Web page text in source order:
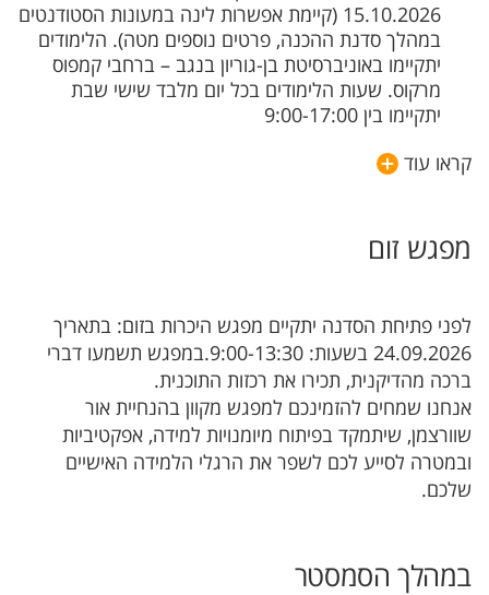
15.10.2026 (קיימת אפשרות לינה במעונות הסטודנטים
במהלך סדנת ההכנה, פרטים נוספים מטה). הלימודים
יתקיימו באוניברסיטת בן-גוריון בנגב – ברחבי קמפוס
מרקוס. שעות הלימודים בכל יום מלבד שישי שבת
יתקיימו בין 9:00-17:00
קראו עוד
מפגש זום
לפני פתיחת הסדנה יתקיים מפגש היכרות בזום: בתאריך
24.09.2026 בשעות: 9:00-13:30.במפגש תשמעו דברי
ברכה מהדיקנית, תכירו את רכזות התוכנית.
אנחנו שמחים להזמינכם למפגש מקוון בהנחיית אור
שוורצמן, שיתמקד בפיתוח מיומנויות למידה, אפקטיביות
ובמטרה לסייע לכם לשפר את הרגלי הלמידה האישיים
שלכם.
במהלך הס​מסטר